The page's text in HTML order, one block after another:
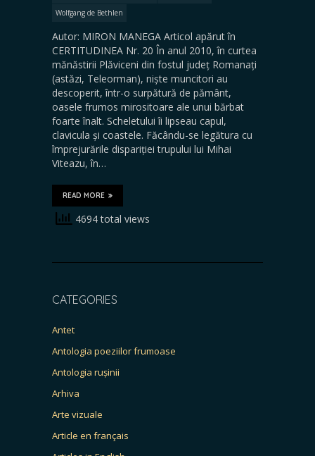
Wolfgang de Bethlen
Autor: MIRON MANEGA Articol apărut în
CERTITUDINEA Nr. 20 În anul 2010, în curtea
mănăstirii Plăviceni din fostul județ Romanați
(astăzi, Teleorman), niște muncitori au
descoperit, într-o surpătură de pământ,
oasele frumos mirositoare ale unui bărbat
foarte înalt. Scheletului îi lipseau capul,
clavicula și coastele. Făcându-se legătura cu
împrejurările dispariției trupului lui Mihai
Viteazu, în…
READ MORE
4694 total views
CATEGORIES
Antet
Antologia poeziilor frumoase
Antologia rușinii
Arhiva
Arte vizuale
Article en français